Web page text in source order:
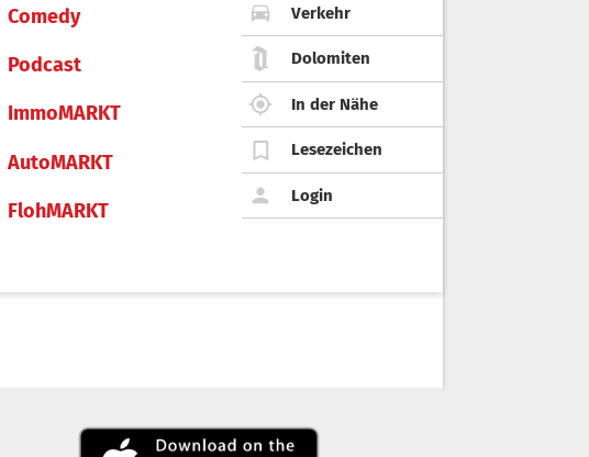
Comedy
Podcast
ImmoMARKT
AutoMARKT
FlohMARKT
Verkehr
Dolomiten
In der Nähe
Lesezeichen
Login